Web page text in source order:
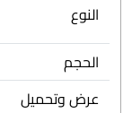
النوع
الحجم
عرض وتحميل